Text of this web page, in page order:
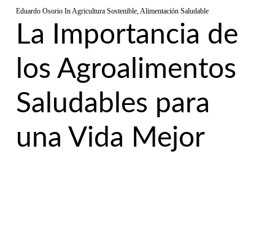
Eduardo Osorio InAgricultura Sostenible,Alimentación Saludable
La Importancia de
los Agroalimentos
Saludables para
una Vida Mejor